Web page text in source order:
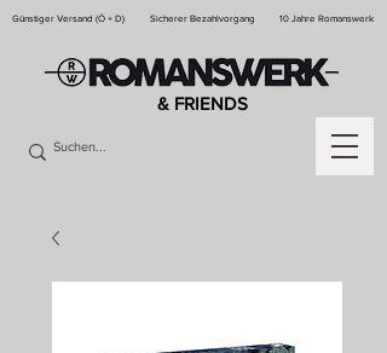
Günstiger Versand (Ö + D) Sicherer Bezahlvorgang 10 Jahre Romanswerk
& FRIENDS